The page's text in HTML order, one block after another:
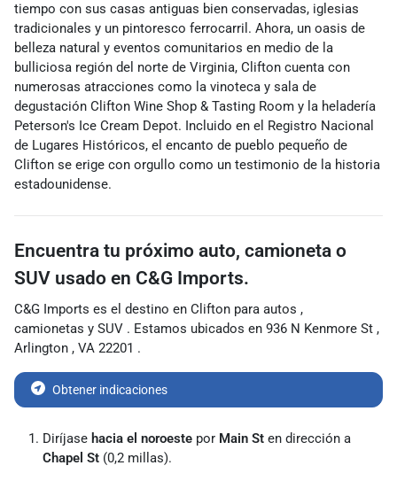
tiempo con sus casas antiguas bien conservadas, iglesias
tradicionales y un pintoresco ferrocarril. Ahora, un oasis de
belleza natural y eventos comunitarios en medio de la
bulliciosa región del norte de Virginia, Clifton cuenta con
numerosas atracciones como la vinoteca y sala de
degustación Clifton Wine Shop & Tasting Room y la heladería
Peterson's Ice Cream Depot. Incluido en el Registro Nacional
de Lugares Históricos, el encanto de pueblo pequeño de
Clifton se erige con orgullo como un testimonio de la historia
estadounidense.
Encuentra tu próximo auto, camioneta o
SUV usado en C&G Imports.
C&G Imports es el destino en Clifton para autos ,
camionetas y SUV . Estamos ubicados en 936 N Kenmore St ,
Arlington , VA 22201 .
Obtener indicaciones
Diríjase hacia el noroeste por Main St en dirección a
Chapel St (0,2 millas).